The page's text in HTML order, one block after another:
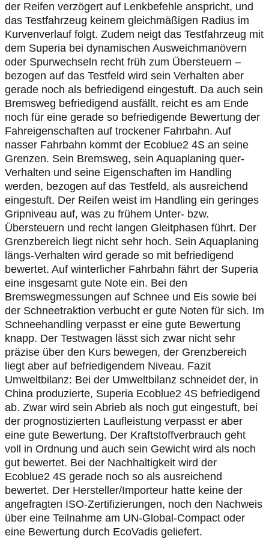
der Reifen verzögert auf Lenkbefehle anspricht, und
das Testfahrzeug keinem gleichmäßigen Radius im
Kurvenverlauf folgt. Zudem neigt das Testfahrzeug mit
dem Superia bei dynamischen Ausweichmanövern
oder Spurwechseln recht früh zum Übersteuern –
bezogen auf das Testfeld wird sein Verhalten aber
gerade noch als befriedigend eingestuft. Da auch sein
Bremsweg befriedigend ausfällt, reicht es am Ende
noch für eine gerade so befriedigende Bewertung der
Fahreigenschaften auf trockener Fahrbahn. Auf
nasser Fahrbahn kommt der Ecoblue2 4S an seine
Grenzen. Sein Bremsweg, sein Aquaplaning quer-
Verhalten und seine Eigenschaften im Handling
werden, bezogen auf das Testfeld, als ausreichend
eingestuft. Der Reifen weist im Handling ein geringes
Gripniveau auf, was zu frühem Unter- bzw.
Übersteuern und recht langen Gleitphasen führt. Der
Grenzbereich liegt nicht sehr hoch. Sein Aquaplaning
längs-Verhalten wird gerade so mit befriedigend
bewertet. Auf winterlicher Fahrbahn fährt der Superia
eine insgesamt gute Note ein. Bei den
Bremswegmessungen auf Schnee und Eis sowie bei
der Schneetraktion verbucht er gute Noten für sich. Im
Schneehandling verpasst er eine gute Bewertung
knapp. Der Testwagen lässt sich zwar nicht sehr
präzise über den Kurs bewegen, der Grenzbereich
liegt aber auf befriedigendem Niveau. Fazit
Umweltbilanz: Bei der Umweltbilanz schneidet der, in
China produzierte, Superia Ecoblue2 4S befriedigend
ab. Zwar wird sein Abrieb als noch gut eingestuft, bei
der prognostizierten Laufleistung verpasst er aber
eine gute Bewertung. Der Kraftstoffverbrauch geht
voll in Ordnung und auch sein Gewicht wird als noch
gut bewertet. Bei der Nachhaltigkeit wird der
Ecoblue2 4S gerade noch so als ausreichend
bewertet. Der Hersteller/Importeur hatte keine der
angefragten ISO-Zertifizierungen, noch den Nachweis
über eine Teilnahme am UN-Global-Compact oder
eine Bewertung durch EcoVadis geliefert.